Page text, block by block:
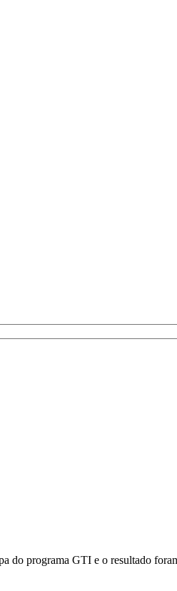
do programa GTI e o resultado